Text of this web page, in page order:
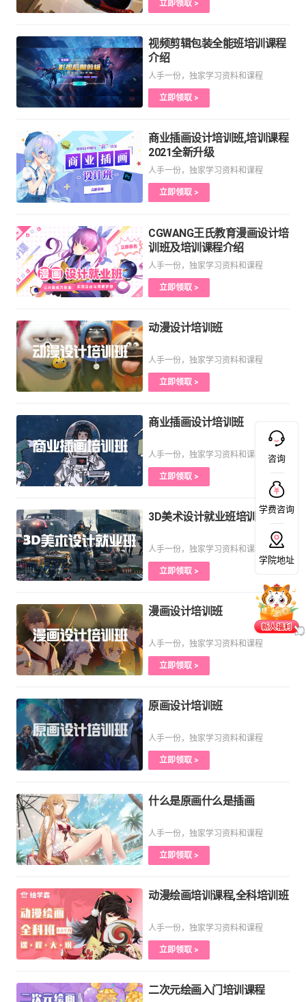
立即领取 >
视频剪辑包装全能班培训课程
介绍
人手一份，独家学习资料和课程
立即领取 >
商业插画设计培训班,培训课程
2021全新升级
人手一份，独家学习资料和课程
立即领取 >
CGWANG王氏教育漫画设计培
训班及培训课程介绍
人手一份，独家学习资料和课程
立即领取 >
动漫设计培训班
人手一份，独家学习资料和课程
立即领取 >
商业插画设计培训班
人手一份，独家学习资料和课程
立即领取 >
3D美术设计就业班培训课程
人手一份，独家学习资料和课程
立即领取 >
漫画设计培训班
人手一份，独家学习资料和课程
立即领取 >
原画设计培训班
人手一份，独家学习资料和课程
立即领取 >
什么是原画什么是插画
人手一份，独家学习资料和课程
立即领取 >
动漫绘画培训课程,全科培训班
人手一份，独家学习资料和课程
立即领取 >
二次元绘画入门培训课程
咨询
学费咨询
学院地址